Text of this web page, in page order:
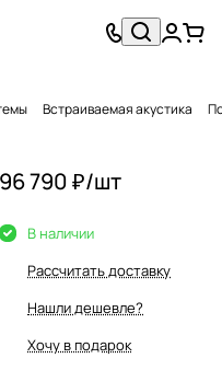
Встраиваемая акустика
96 790 ₽/шт
В наличии
Рассчитать доставку
Нашли дешевле?
Хочу в подарок